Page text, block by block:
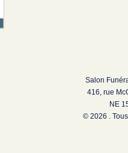
Salon
416, rue
NE
© 2026 .